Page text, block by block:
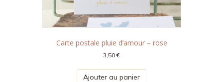
Carte postale pluie d’amour – rose
3,50€
Ajouter au panier